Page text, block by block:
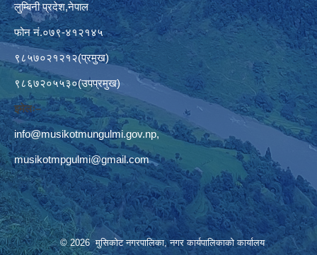
लुम्बिनी प्रदेश,नेपाल
फोन नं.०७९-४१२१४५
९८५७०२१२१२(प्रमुख)
९८६७२०५५३०(उपप्रमुख)
इमेलः–
info@musikotmungulmi.gov.np,
musikotmpgulmi@gmail.com
© 2026 मुसिकोट नगरपालिका, नगर कार्यपालिकाकाे कार्यालय